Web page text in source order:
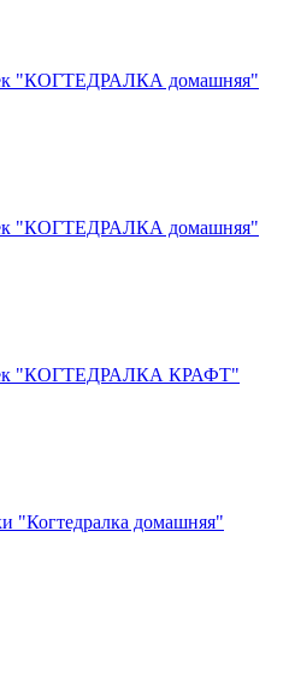
"КОГТЕДРАЛКА домашняя"
"КОГТЕДРАЛКА домашняя"
"КОГТЕДРАЛКА КРАФТ"
"Когтедралка домашняя"